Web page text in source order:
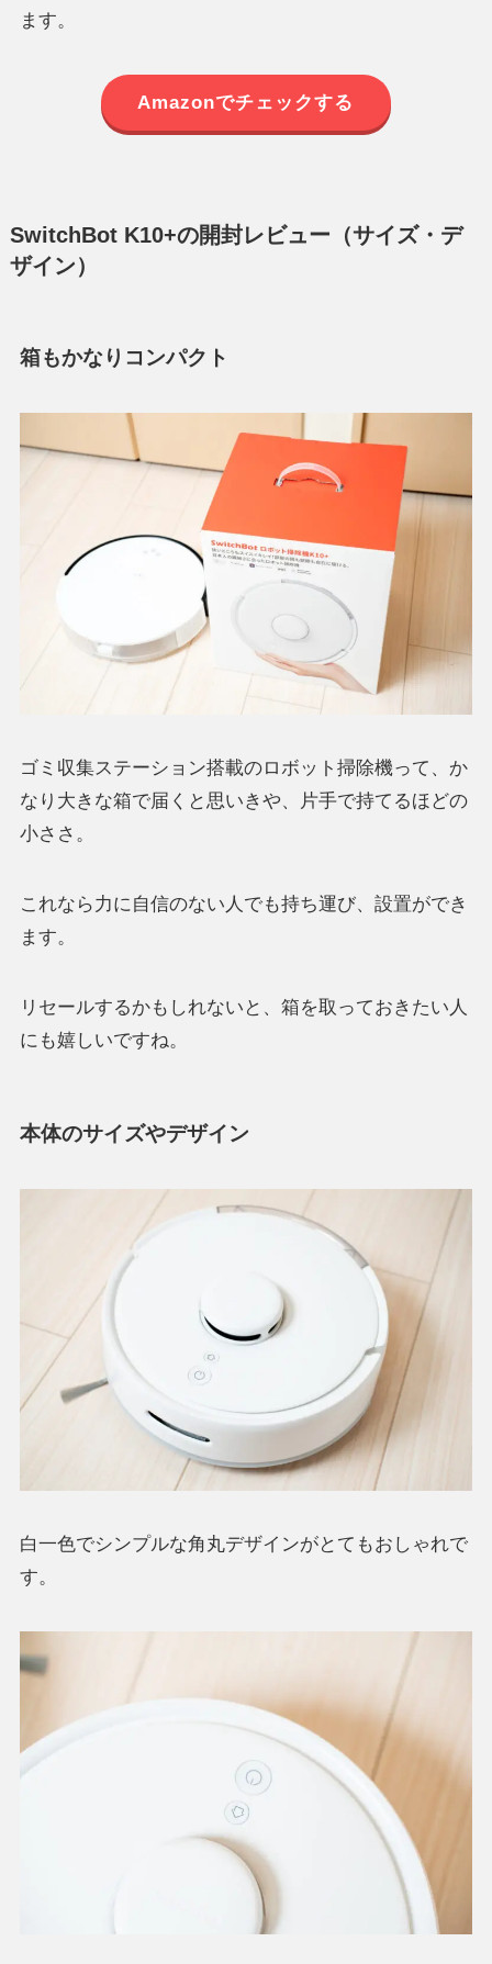
ます。
Amazonでチェックする
SwitchBot K10+の開封レビュー（サイズ・デ
ザイン）
箱もかなりコンパクト
ゴミ収集ステーション搭載のロボット掃除機って、か
なり大きな箱で届くと思いきや、片手で持てるほどの
小ささ。
これなら力に自信のない人でも持ち運び、設置ができ
ます。
リセールするかもしれないと、箱を取っておきたい人
にも嬉しいですね。
本体のサイズやデザイン
白一色でシンプルな角丸デザインがとてもおしゃれで
す。